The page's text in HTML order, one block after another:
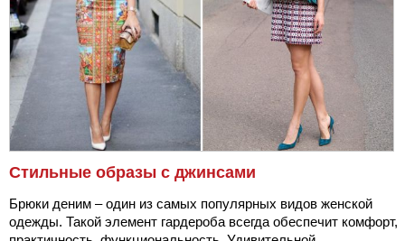
Стильные образы с джинсами
Брюки деним – один из самых популярных видов женской
одежды. Такой элемент гардероба всегда обеспечит комфорт,